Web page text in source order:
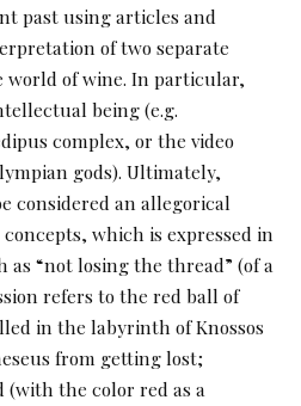
past using articles and
of two separate
world of wine. In particular,
being (e.g.
complex, or the video
gods). Ultimately,
considered an allegorical
which is expressed in
as “not losing the thread” (of a
refers to the red ball of
in the labyrinth of Knossos
from getting lost;
(with the color red as a